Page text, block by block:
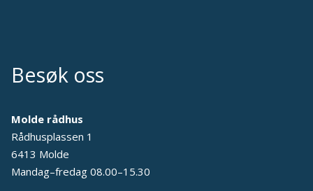
Besøk oss
Molde rådhus
Rådhusplassen 1
6413 Molde
Mandag–fredag 08.00–15.30